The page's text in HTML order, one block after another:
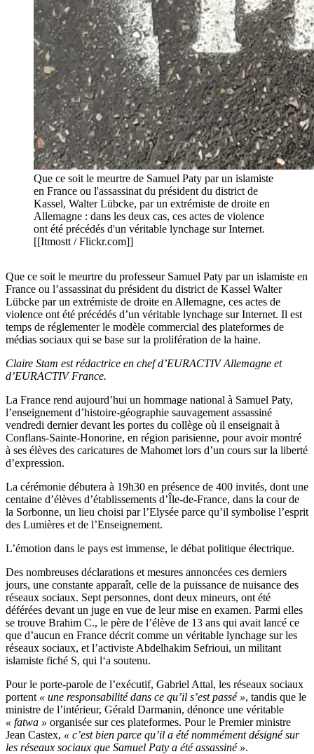
Que ce soit le meurtre de Samuel Paty par un islamiste
en France ou l'assassinat du président du district de
Kassel, Walter Lübcke, par un extrémiste de droite en
Allemagne : dans les deux cas, ces actes de violence
ont été précédés d'un véritable lynchage sur Internet.
[[Itmostt / Flickr.com]]
Que ce soit le meurtre du professeur Samuel Paty par un islamiste en
France ou l’assassinat du président du district de Kassel Walter
Lübcke par un extrémiste de droite en Allemagne, ces actes de
violence ont été précédés d’un véritable lynchage sur Internet. Il est
temps de réglementer le modèle commercial des plateformes de
médias sociaux qui se base sur la prolifération de la haine.
Claire Stam est rédactrice en chef d’EURACTIV Allemagne et
d’EURACTIV France.
La France rend aujourd’hui un hommage national à Samuel Paty,
l’enseignement d’histoire-géographie sauvagement assassiné
vendredi dernier devant les portes du collège où il enseignait à
Conflans-Sainte-Honorine, en région parisienne, pour avoir montré
à ses élèves des caricatures de Mahomet lors d’un cours sur la liberté
d’expression.
La cérémonie débutera à 19h30 en présence de 400 invités, dont une
centaine d’élèves d’établissements d’Île-de-France, dans la cour de
la Sorbonne, un lieu choisi par l’Elysée parce qu’il symbolise l’esprit
des Lumières et de l’Enseignement.
L’émotion dans le pays est immense, le débat politique électrique.
Des nombreuses déclarations et mesures annoncées ces derniers
jours, une constante apparaît, celle de la puissance de nuisance des
réseaux sociaux. Sept personnes, dont deux mineurs, ont été
déférées devant un juge en vue de leur mise en examen. Parmi elles
se trouve Brahim C., le père de l’élève de 13 ans qui avait lancé ce
que d’aucun en France décrit comme un véritable lynchage sur les
réseaux sociaux, et l’activiste Abdelhakim Sefrioui, un militant
islamiste fiché S, qui l‘a soutenu.
Pour le porte-parole de l’exécutif, Gabriel Attal, les réseaux sociaux
portent « une responsabilité dans ce qu’il s’est passé », tandis que le
ministre de l’intérieur, Gérald Darmanin, dénonce une véritable
« fatwa » organisée sur ces plateformes. Pour le Premier ministre
Jean Castex, « c’est bien parce qu’il a été nommément désigné sur
les réseaux sociaux que Samuel Paty a été assassiné ».